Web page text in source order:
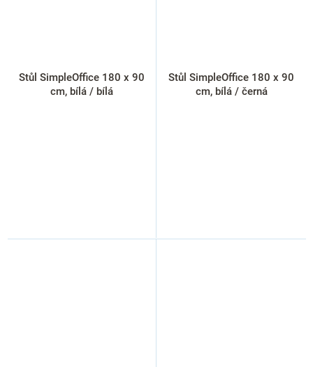
Stůl SimpleOffice 180 x 90
cm, bílá / bílá
Stůl SimpleOffice 180 x 90
cm, bílá / černá